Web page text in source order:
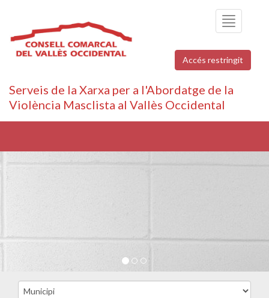
Toggle
navigation
Accés restringit
Serveis de la Xarxa per a l'Abordatge de la
Violència Masclista al Vallès Occidental